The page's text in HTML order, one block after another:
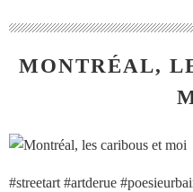
MONTRÉAL,
#streetart #artderue